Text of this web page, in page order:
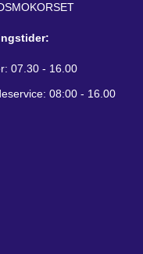
07.30 - 16.00
08:00 - 16.00